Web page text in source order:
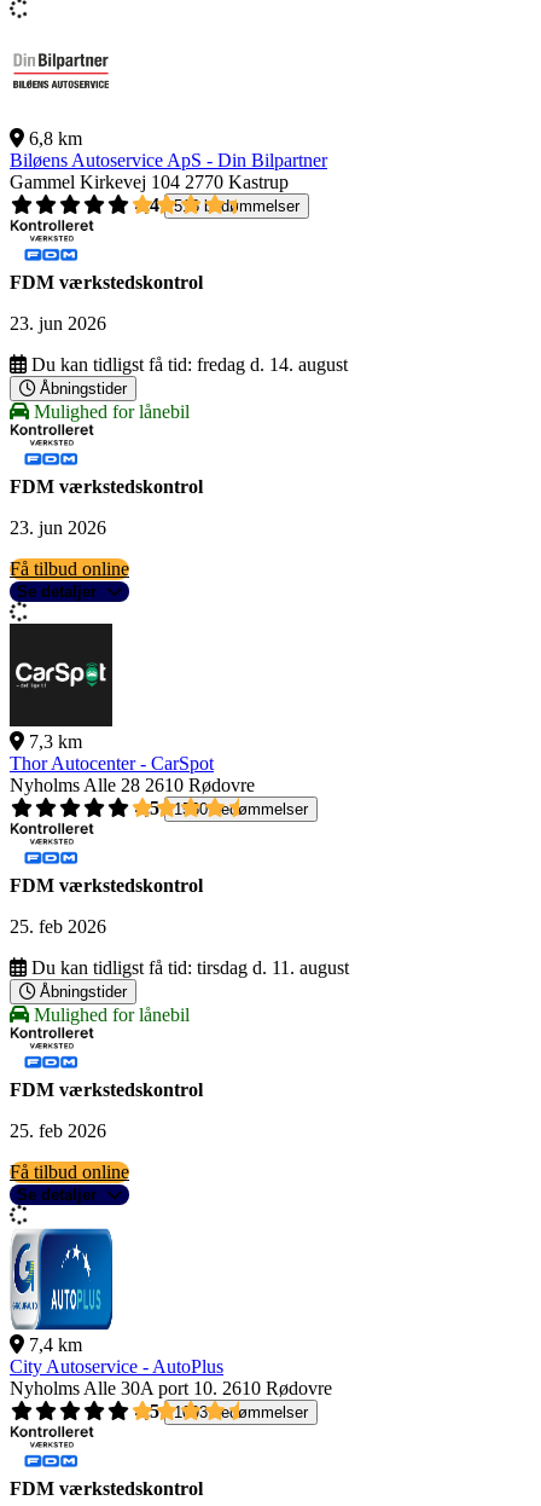
6,8 km
Biløens Autoservice ApS - Din Bilpartner
Gammel Kirkevej 104 2770 Kastrup
4,4
518 bedømmelser
FDM værkstedskontrol
23. jun 2026
Du kan tidligst få tid: fredag d. 14. august
Åbningstider
Mulighed for lånebil
FDM værkstedskontrol
23. jun 2026
Få tilbud online
Se detaljer
7,3 km
Thor Autocenter - CarSpot
Nyholms Alle 28 2610 Rødovre
4,5
1560 bedømmelser
FDM værkstedskontrol
25. feb 2026
Du kan tidligst få tid: tirsdag d. 11. august
Åbningstider
Mulighed for lånebil
FDM værkstedskontrol
25. feb 2026
Få tilbud online
Se detaljer
7,4 km
City Autoservice - AutoPlus
Nyholms Alle 30A port 10. 2610 Rødovre
4,5
1093 bedømmelser
FDM værkstedskontrol